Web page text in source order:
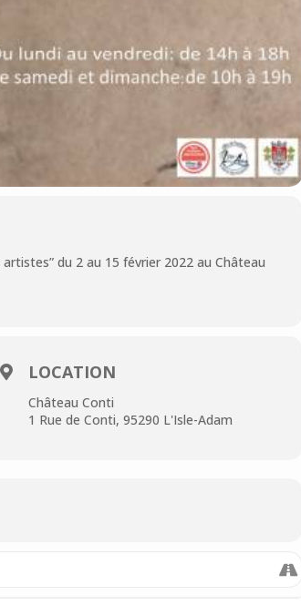
du 2 au 15 février 2022 au Château
LOCATION
Château Conti
1 Rue de Conti, 95290 L'Isle-Adam